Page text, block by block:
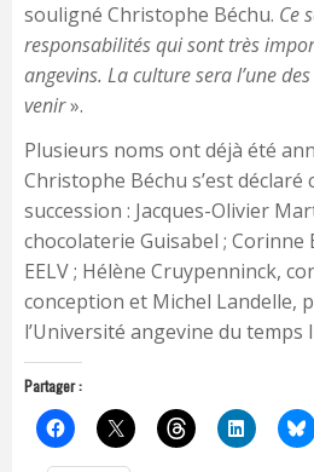
souligné Christophe Béchu. Ce
responsabilités qui sont très
angevins. La culture sera l’une
venir».
Plusieurs noms ont déjà été
Christophe Béchu s’est
succession : Jacques-Olivier
chocolaterie Guisabel ;
EELV ; Hélène Cruypenninck,
conception et Michel Landelle,
l’Université angevine du temps
Partager :